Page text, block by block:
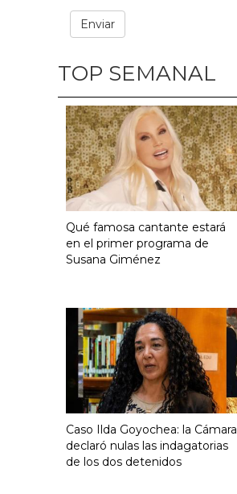
TOP SEMANAL
Qué famosa cantante estará
en el primer programa de
Susana Giménez
Caso Ilda Goyochea: la Cámara
declaró nulas las indagatorias
de los dos detenidos